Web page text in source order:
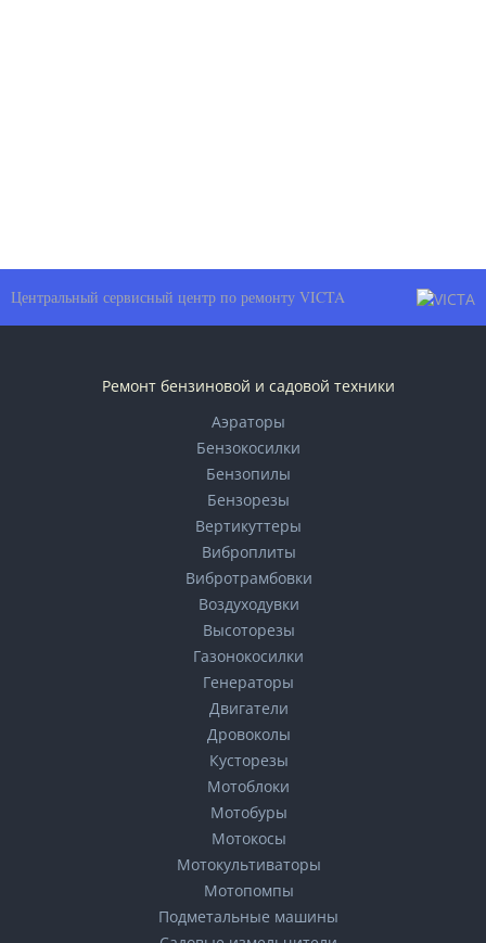
Центральный сервисный центр по ремонту VICTA
Ремонт бензиновой и садовой техники
Аэраторы
Бензокосилки
Бензопилы
Бензорезы
Вертикуттеры
Виброплиты
Вибротрамбовки
Воздуходувки
Высоторезы
Газонокосилки
Генераторы
Двигатели
Дровоколы
Кусторезы
Мотоблоки
Мотобуры
Мотокосы
Мотокультиваторы
Мотопомпы
Подметальные машины